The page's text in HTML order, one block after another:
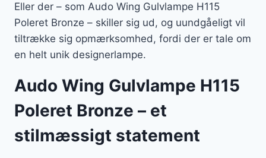
Eller der – som Audo Wing Gulvlampe H115
Poleret Bronze – skiller sig ud, og uundgåeligt vil
tiltrække sig opmærksomhed, fordi der er tale om
en helt unik designerlampe.
Audo Wing Gulvlampe H115
Poleret Bronze – et
stilmæssigt statement